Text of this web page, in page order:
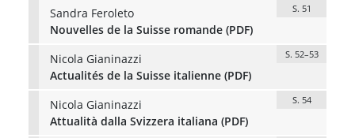
Sandra Feroleto
S. 51
Nouvelles de la Suisse romande (PDF)
Nicola Gianinazzi
S. 52–53
Actualités de la Suisse italienne (PDF)
Nicola Gianinazzi
S. 54
Attualità dalla Svizzera italiana (PDF)